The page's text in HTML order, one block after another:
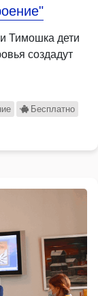
Тимошка дети
создадут
Бесплатно